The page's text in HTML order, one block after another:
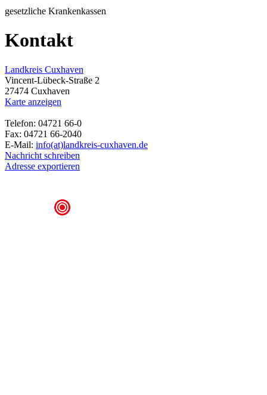
gesetzliche Krankenkassen
Kontakt
Landkreis Cuxhaven
Vincent-Lübeck-Straße 2
27474 Cuxhaven
Karte anzeigen
Telefon: 04721 66-0
Fax: 04721 66-2040
E-Mail: info(at)landkreis-cuxhaven.de
Nachricht schreiben
Adresse exportieren